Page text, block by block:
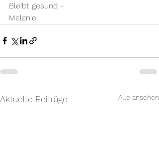
Bleibt gesund -
Melanie
Aktuelle Beiträge Alle ansehen